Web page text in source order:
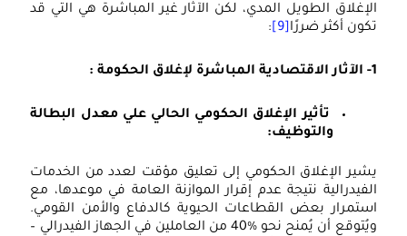
الطويل المدي، لكن الآثار غير المباشرة هي التي قد
أكثر ضررًا[9]
:
الآثار الاقتصادية المباشرة لإغلاق الحكومة:
تأثير الإغلاق الحكومي الحالي علي معدل البطالة
والتوظيف:
الإغلاق الحكومي إلى تعليق مؤقت لعدد من الخدمات
نتيجة عدم إقرار الموازنة العامة في موعدها، مع
بعض القطاعات الحيوية كالدفاع والأمن القومي.
ويُتوقع أن يُمنح نحو %40 من العاملين في الجهاز الفيدرالي –